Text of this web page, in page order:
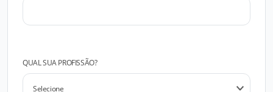
QUAL SUA PROFISSÃO?